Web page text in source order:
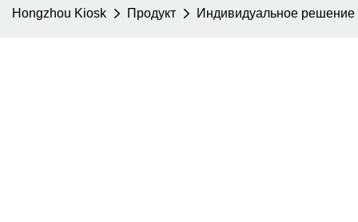
Hongzhou Kiosk Продукт Индивидуальное решение